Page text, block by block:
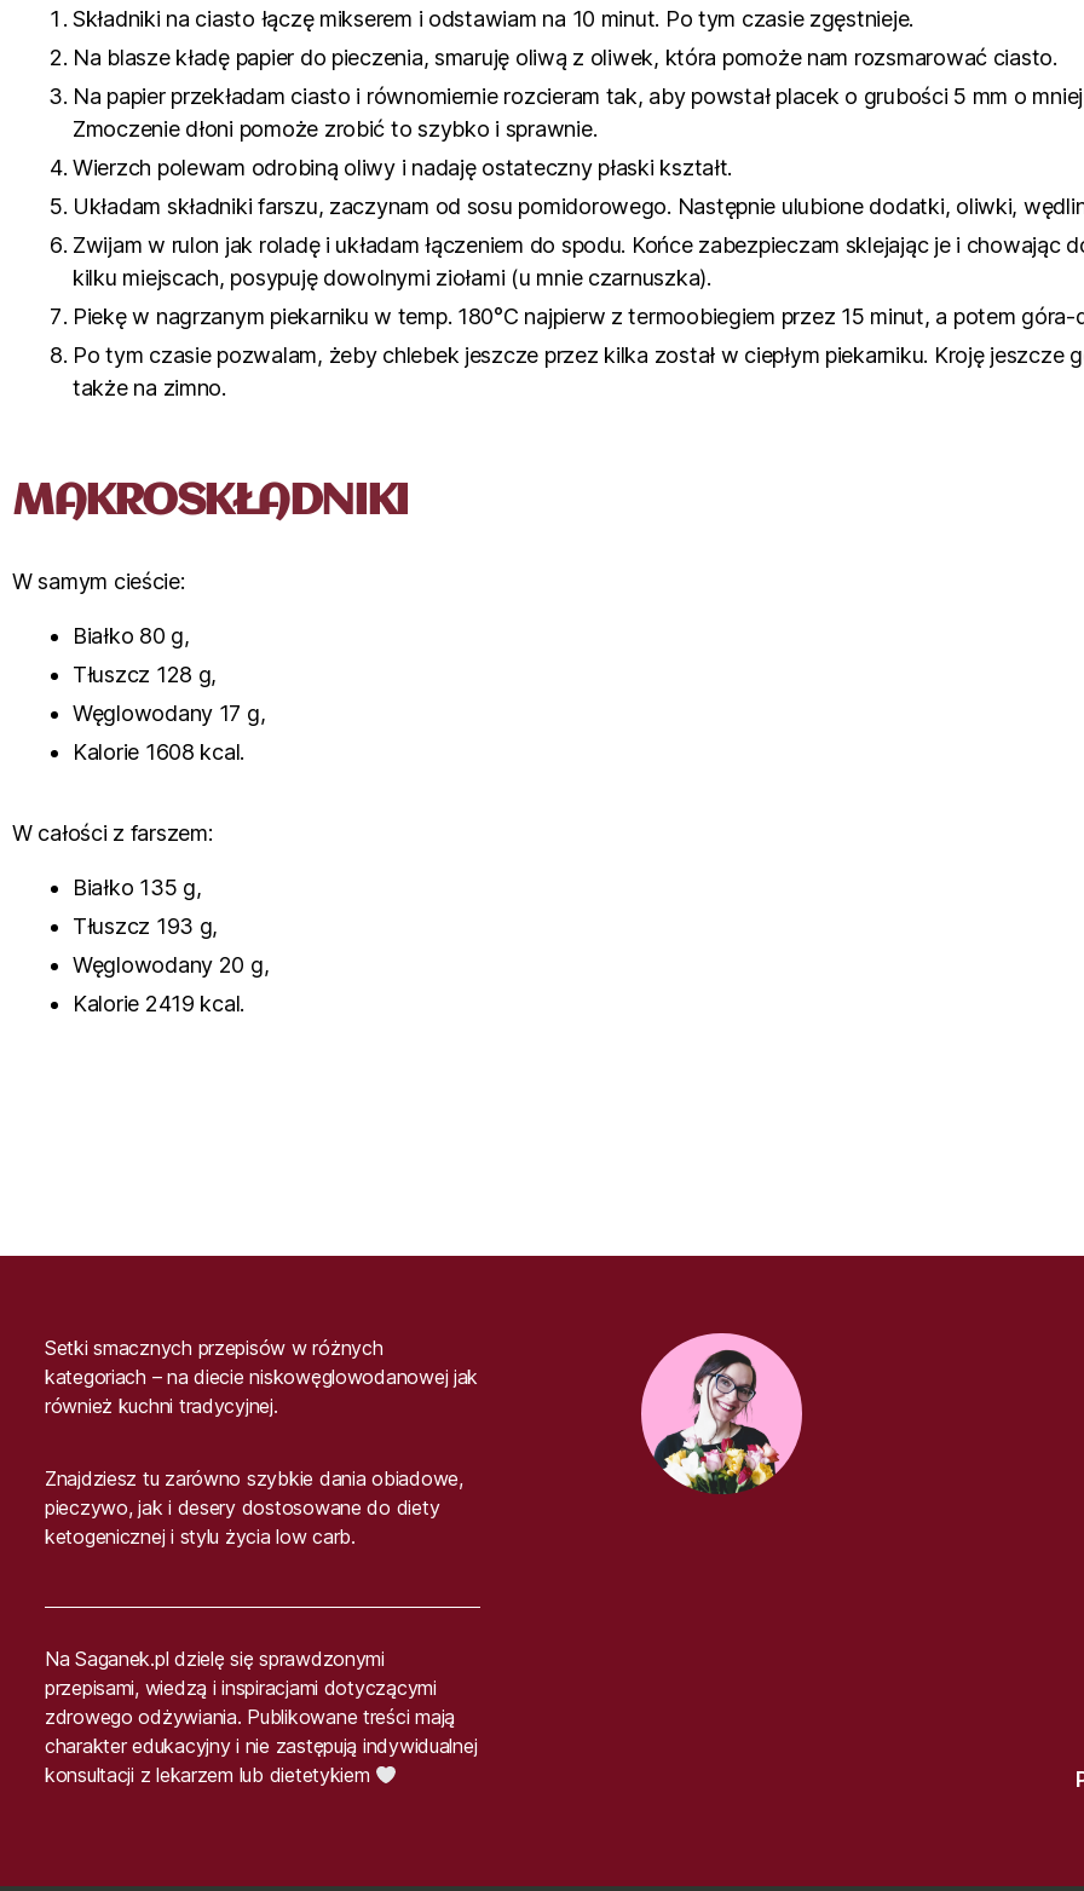
Składniki na ciasto łączę mikserem i odstawiam na 10 minut. Po tym czasie zgęstnieje.
Na blasze kładę papier do pieczenia, smaruję oliwą z oliwek, która pomoże nam rozsmarować ciasto.
Na papier przekładam ciasto i równomiernie rozcieram tak, aby powstał placek o grubości 5 mm o
Zmoczenie dłoni pomoże zrobić to szybko i sprawnie.
Wierzch polewam odrobiną oliwy i nadaję ostateczny płaski kształt.
Układam składniki farszu, zaczynam od sosu pomidorowego. Następnie ulubione dodatki, oliwki,
Zwijam w rulon jak roladę i układam łączeniem do spodu. Końce zabezpieczam sklejając je i chowając
kilku miejscach, posypuję dowolnymi ziołami (u mnie czarnuszka).
Piekę w nagrzanym piekarniku w temp. 180°C najpierw z termoobiegiem przez 15 minut, a potem
Po tym czasie pozwalam, żeby chlebek jeszcze przez kilka został w ciepłym piekarniku. Kroję jeszcze
także na zimno.
MAKROSKŁADNIKI
W samym cieście:
Białko 80 g,
Tłuszcz 128 g,
Węglowodany 17 g,
Kalorie 1608 kcal.
W całości z farszem:
Białko 135 g,
Tłuszcz 193 g,
Węglowodany 20 g,
Kalorie 2419 kcal.
Setki smacznych przepisów w różnych
kategoriach – na diecie niskowęglowodanowej jak
również kuchni tradycyjnej.
Znajdziesz tu zarówno szybkie dania obiadowe,
pieczywo, jak i desery dostosowane do diety
ketogenicznej i stylu życia low carb.
Na Saganek.pl dzielę się sprawdzonymi
przepisami, wiedzą i inspiracjami dotyczącymi
zdrowego odżywiania. Publikowane treści mają
charakter edukacyjny i nie zastępują indywidualnej
konsultacji z lekarzem lub dietetykiem